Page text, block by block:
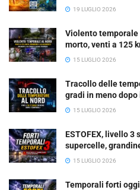
19 LUGLIO 2026
Violento
morto, venti a 125
15 LUGLIO 2026
Tracollo delle
gradi in meno
15 LUGLIO 2026
ESTOFEX, livello 3
supercelle,
15 LUGLIO 2026
Temporali forti